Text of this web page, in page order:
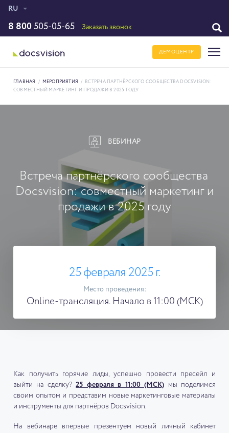
RU
8 800 505-05-65 Заказать звонок
ДЕМОЦЕНТР
ГЛАВНАЯ / МЕРОПРИЯТИЯ /
ВСТРЕЧА ПАРТНЁРСКОГО СООБЩЕСТВА DOCSVISION:
СОВМЕСТНЫЙ МАРКЕТИНГ И ПРОДАЖИ В 2025 ГОДУ
ВЕБИНАР
Встреча партнёрского сообщества
Docsvision: совместный маркетинг и
продажи в 2025 году
25 февраля 2025 г.
Место проведения:
Online-трансляция. Начало в 11:00 (МСК)
Как получить горячие лиды, успешно провести пресейл и
выйти на сделку?25 февраля в 11:00 (МСК) мы поделимся
своим опытом и представим новые маркетинговые материалы
и инструменты для партнёров Docsvision.
На вебинаре впервые презентуем новый личный кабинет